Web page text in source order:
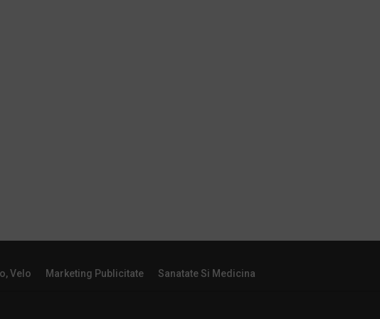
Velo Marketing Publicitate Sanatate Si Medicina